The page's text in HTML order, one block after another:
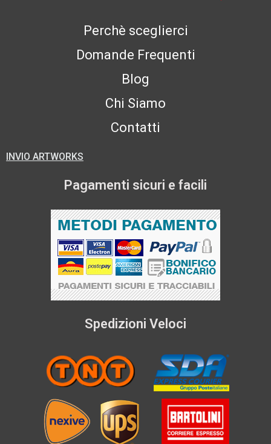
Perchè sceglierci
Domande Frequenti
Blog
Chi Siamo
Contatti
INVIO ARTWORKS
Pagamenti sicuri e facili
Spedizioni Veloci